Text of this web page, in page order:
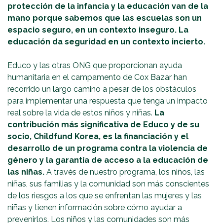
protección de la infancia y la educación van de la
mano porque sabemos que las escuelas son un
espacio seguro, en un contexto inseguro. La
educación da seguridad en un contexto incierto.
Educo y las otras ONG que proporcionan ayuda
humanitaria en el campamento de Cox Bazar han
recorrido un largo camino a pesar de los obstáculos
para implementar una respuesta que tenga un impacto
real sobre la vida de estos niños y niñas. La
contribución más significativa de Educo y de su
socio, Childfund Korea, es la financiación y el
desarrollo de un programa contra la violencia de
género y la garantía de acceso a la educación de
las niñas. A través de nuestro programa, los niños, las
niñas, sus familias y la comunidad son más conscientes
de los riesgos a los que se enfrentan las mujeres y las
niñas y tienen información sobre cómo ayudar a
prevenirlos. Los niños y las comunidades son más